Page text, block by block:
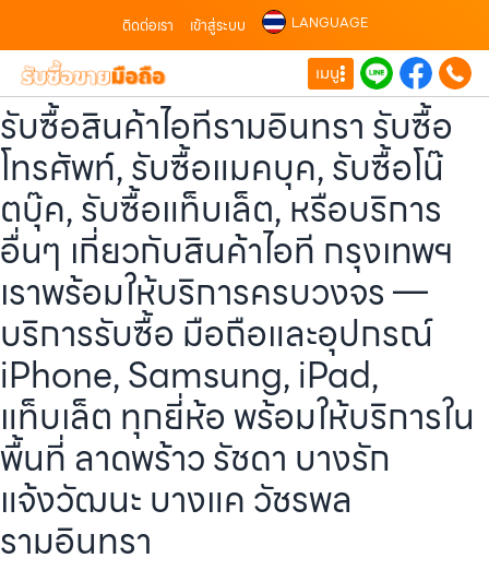
ติดต่อเรา เข้าสู่ระบบ LANGUAGE
เมนู
รับซื้อสินค้าไอทีรามอินทรา รับซื้อ
โทรศัพท์, รับซื้อแมคบุค, รับซื้อโน๊
ตบุ๊ค, รับซื้อแท็บเล็ต, หรือบริการ
อื่นๆ เกี่ยวกับสินค้าไอที กรุงเทพฯ
เราพร้อมให้บริการครบวงจร —
บริการรับซื้อ มือถือและอุปกรณ์
iPhone, Samsung, iPad,
แท็บเล็ต ทุกยี่ห้อ พร้อมให้บริการใน
พื้นที่ ลาดพร้าว รัชดา บางรัก
แจ้งวัฒนะ บางแค วัชรพล
รามอินทรา